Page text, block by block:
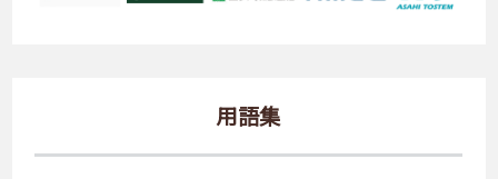
用語集